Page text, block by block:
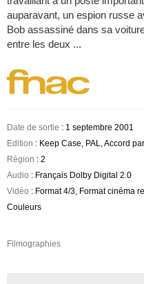
auparavant, un espion russe
Bob assassiné dans sa
entre les deux ...
Date de sortie : 1 septembre 2001
Edition : Keep Case, PAL, Accord
Région : 2
Audio : Français Dolby Digital 2.0
Vidéo : Format 4/3, Format cinéma
Couleurs
Filmographies